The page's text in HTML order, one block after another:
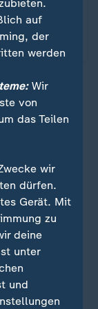
dagegen
von
geworden -
und
Rekorde.
ihr
erobern
auf
der
werden
Wir
von
das Teilen
wir
dürfen.
Gerät. Mit
zu
deine
unter
und